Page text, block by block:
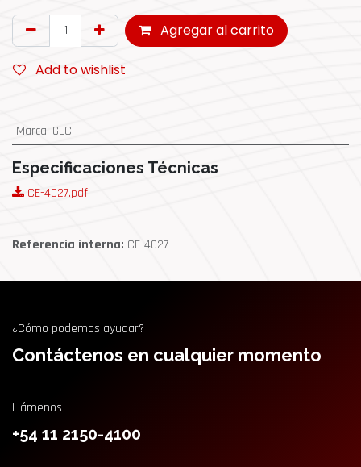
Agregar al carrito
Add to wishlist
Marca: GLC
Especificaciones Técnicas
CE-4027.pdf
Referencia interna: CE-4027
¿Cómo podemos ayudar?
Contáctenos en cualquier momento
Llámenos
+54 11 2150-4100